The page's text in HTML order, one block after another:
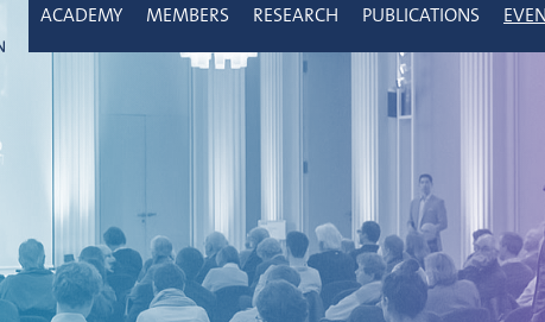
ACADEMY MEMBERS RESEARCH PUBLICATIONS